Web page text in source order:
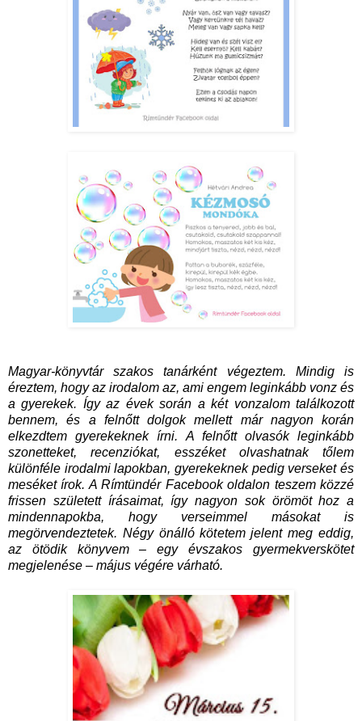
Magyar-könyvtár szakos tanárként végeztem. Mindig is
éreztem, hogy az irodalom az, ami engem leginkább vonz és
a gyerekek. Így az évek során a két vonzalom találkozott
bennem, és a felnőtt dolgok mellett már nagyon korán
elkezdtem gyerekeknek írni. A felnőtt olvasók leginkább
szonetteket, recenziókat, esszéket olvashatnak tőlem
különféle irodalmi lapokban, gyerekeknek pedig verseket és
meséket írok. A Rímtündér Facebook oldalon teszem közzé
frissen született írásaimat, így nagyon sok örömöt hoz a
mindennapokba, hogy verseimmel másokat is
megörvendeztetek. Négy önálló kötetem jelent meg eddig,
az ötödik könyvem – egy évszakos gyermekverskötet
megjelenése – május végére várható.